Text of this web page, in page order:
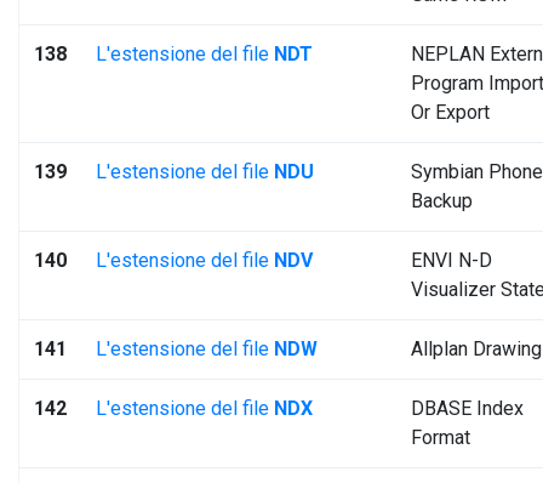
138 L'estensione del file NDT
NEPLAN
Program Import
Or Export
139 L'estensione del file NDU
Symbian Phone
Backup
140 L'estensione del file NDV
ENVI N-D
Visualizer
141 L'estensione del file NDW Allplan Drawing
142 L'estensione del file NDX
DBASE Index
Format